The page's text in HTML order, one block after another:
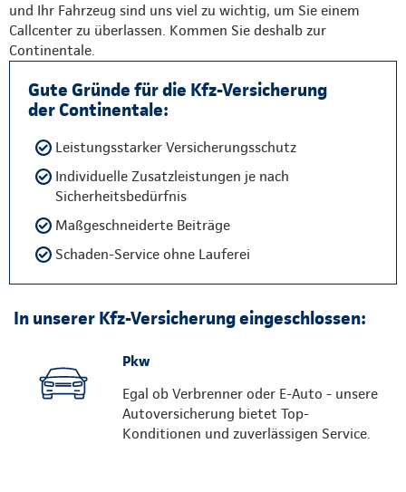
und Ihr Fahrzeug sind uns viel zu wichtig, um Sie einem
Callcenter zu überlassen. Kommen Sie deshalb zur
Continentale.
Gute Gründe für die Kfz-Versicherung
der Continentale:
Leistungsstarker Versicherungsschutz
Individuelle Zusatzleistungen je nach
Sicherheitsbedürfnis
Maßgeschneiderte Beiträge
Schaden-Service ohne Lauferei
In unserer Kfz-Versicherung eingeschlossen:
Pkw
Egal ob Verbrenner oder E-Auto - unsere
Autoversicherung bietet Top-
Konditionen und zuverlässigen Service.